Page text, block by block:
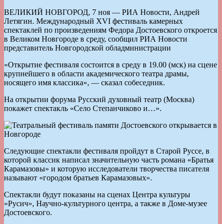
ВЕЛИКИЙ НОВГОРОД, 7 ноя — РИА Новости, Андрей
Летягин. Международный XVI фестиваль камерных
спектаклей по произведениям Федора Достоевского откроется
в Великом Новгороде в среду, сообщил РИА Новости
представитель Новгородской обладминистрации
«Открытие фестиваля состоится в среду в 19.00 (мск) на сцене
крупнейшего в области академического театра драмы,
носящего имя классика», — сказал собеседник.
На открытии форума Русский духовный театр (Москва)
покажет спектакль «Село Степанчиково и…».
Следующие спектакли фестиваля пройдут в Старой Руссе, в
которой классик написал значительную часть романа «Братья
Карамазовы» и которую исследователи творчества писателя
называют «городом братьев Карамазовых».
Спектакли будут показаны на сценах Центра культуры
«Русич», Научно-культурного центра, а также в Доме-музее
Достоевского.